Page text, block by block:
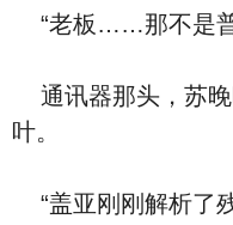
“老板……那不是普
通讯器那头，苏晚
叶。
“盖亚刚刚解析了